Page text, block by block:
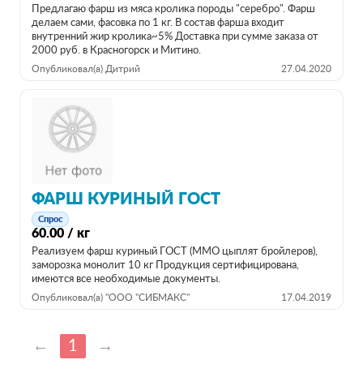
Предлагаю фарш из мяса кролика породы "серебро". Фарш
делаем сами, фасовка по 1 кг. В состав фарша входит
внутренний жир кролика~5% Доставка при сумме заказа от
2000 руб. в Красногорск и Митино.
Опубликовал(а) Дитрий 27.04.2020
ФАРШ КУРИНЫЙ ГОСТ
Спрос
60.00 / кг
Реализуем фарш куриный ГОСТ (ММО цыплят бройлеров),
заморозка монолит 10 кг Продукция сертифицирована,
имеются все необходимые документы.
Опубликовал(а) "ООО "СИБМАКС" 17.04.2019
← 1 →